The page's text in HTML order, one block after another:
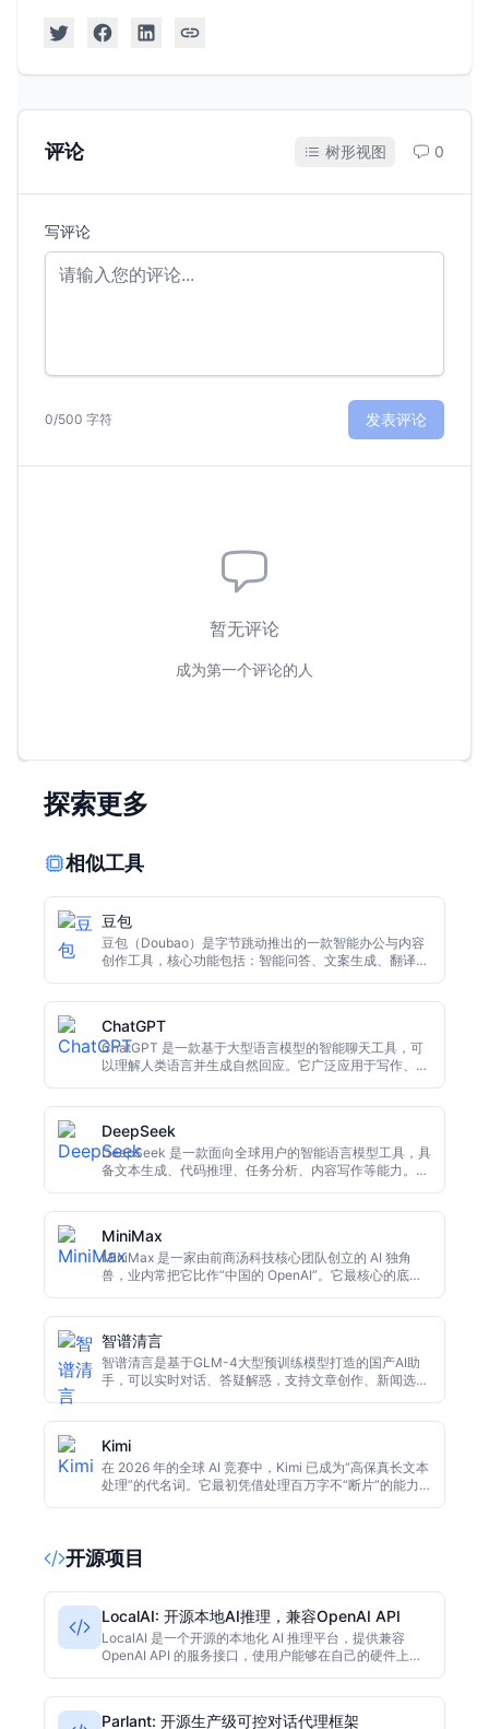
评论 树形视图 0
写评论
0/500 字符 发表评论
暂无评论
成为第一个评论的人
探索更多
相似工具
豆包
豆包（Doubao）是字节跳动推出的一款智能办公与内容
创作工具，核心功能包括：智能问答、文案生成、翻译润
的 AI 办公工具之一。
ChatGPT
ChatGPT 是一款基于大型语言模型的智能聊天工具，可
以理解人类语言并生成自然回应。它广泛应用于写作、翻
DeepSeek
DeepSeek 是一款面向全球用户的智能语言模型工具，具
备文本生成、代码推理、任务分析、内容写作等能力。与
MiniMax
MiniMax 是一家由前商汤科技核心团队创立的 AI 独角
兽，业内常把它比作“中国的 OpenAI”。它最核心的底层
不“鬼畜”且能深度理解复杂指令的 AI 工具，它基本就是
国内的首选。
智谱清言
智谱清言是基于GLM-4大型预训练模型打造的国产AI助
手，可以实时对话、答疑解惑，支持文章创作、新闻选
Kimi
在 2026 年的全球 AI 竞赛中，Kimi 已成为“高保真长文本
处理”的代名词。它最初凭借处理百万字不“断片”的能力
员一样，在几秒钟内穿透数十万行代码或上千页财报，精
准定位逻辑关键点。
开源项目
LocalAI: 开源本地AI推理，兼容OpenAI API
LocalAI 是一个开源的本地化 AI 推理平台，提供兼容
OpenAI API 的服务接口，使用户能够在自己的硬件上运
Parlant: 开源生产级可控对话代理框架